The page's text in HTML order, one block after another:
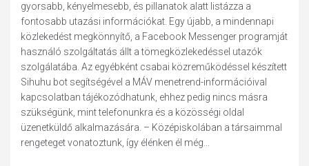
gyorsabb, kényelmesebb, és pillanatok alatt listázza a
fontosabb utazási információkat. Egy újabb, a mindennapi
közlekedést megkönnyítő, a Facebook Messenger programját
használó szolgáltatás állt a tömegközlekedéssel utazók
szolgálatába. Az egyébként csabai közreműködéssel készített
Sihuhu bot segítségével a MÁV menetrend-információival
kapcsolatban tájékozódhatunk, ehhez pedig nincs másra
szükségünk, mint telefonunkra és a közösségi oldal
üzenetküldő alkalmazására. – Középiskolában a társaimmal
rengeteget vonatoztunk, így élénken él még...